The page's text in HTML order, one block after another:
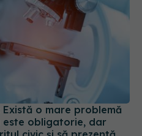
este obligatorie, dar